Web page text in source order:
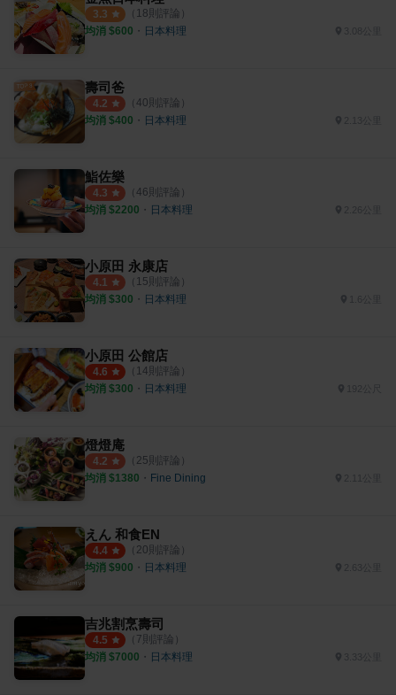
3.3 （ 18則評論）
均消 $600 ・ 日本料理
壽司爸
4.2 （ 40則評論）
均消 $400 ・ 日本料理
鮨佐樂
4.3 （ 46則評論）
均消 $2200 ・ 日本料理
小原田 永康店
4.1 （ 15則評論）
均消 $300 ・ 日本料理
小原田 公館店
4.6 （ 14則評論）
均消 $300 ・ 日本料理
燈燈庵
4.2 （ 25則評論）
均消 $1380 ・ Fine Dining
えん 和食EN
4.4 （ 20則評論）
均消 $900 ・ 日本料理
吉兆割烹壽司
4.5 （ 7則評論）
均消 $7000 ・ 日本料理